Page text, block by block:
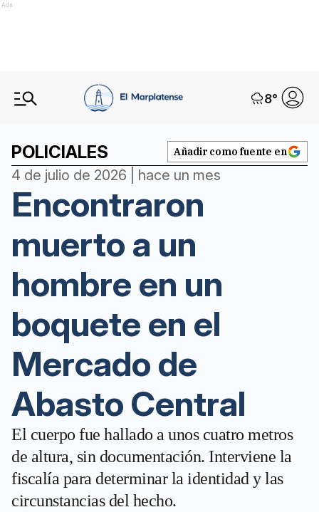
Ads
8°
POLICIALES Añadir como fuente en
4 de julio de 2026 | hace un mes
Encontraron
muerto a un
hombre en un
boquete en el
Mercado de
Abasto Central
El cuerpo fue hallado a unos cuatro metros
de altura, sin documentación. Interviene la
fiscalía para determinar la identidad y las
circunstancias del hecho.